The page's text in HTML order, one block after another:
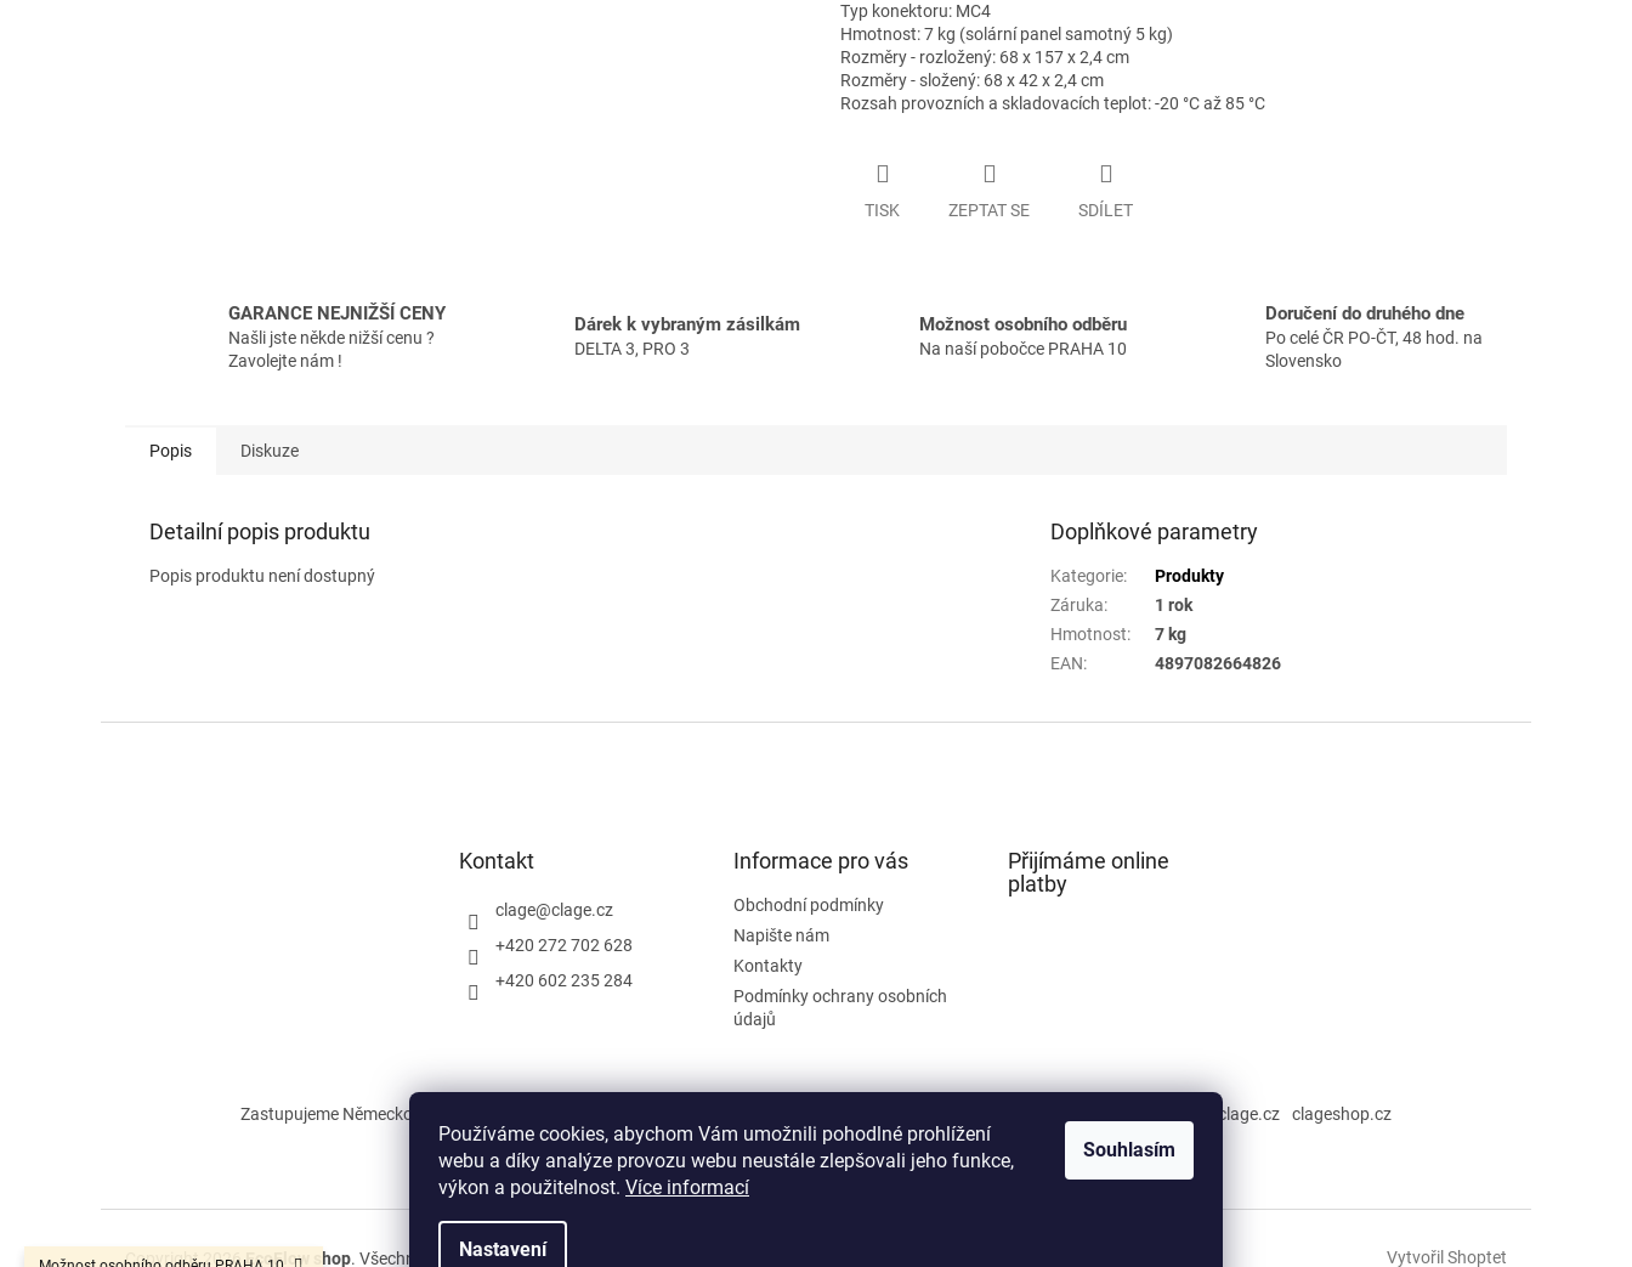
Používáme cookies, abychom Vám umožnili pohodlné prohlížení
webu a díky analýze provozu webu neustále zlepšovali jeho funkce,
výkon a použitelnost. Více informací
Nastavení
Souhlasím
Typ konektoru: MC4
Hmotnost: 7 kg (solární panel samotný 5 kg)
Rozměry - rozložený: 68 x 157 x 2,4 cm
Rozměry - složený: 68 x 42 x 2,4 cm
Rozsah provozních a skladovacích teplot: -20 °C až 85 °C
TISK ZEPTAT SE SDÍLET
GARANCE NEJNIŽŠÍ CENY
Našli jste někde nižší cenu ?
Zavolejte nám !
Dárek k vybraným zásilkám
DELTA 3, PRO 3
Možnost osobního odběru
Na naší pobočce PRAHA 10
Doručení do druhého dne
Po celé ČR PO-ČT, 48 hod. na
Slovensko
Popis Diskuze
Detailní popis produktu
Popis produktu není dostupný
Doplňkové parametry
Kategorie:
Produkty
Záruka:
1 rok
Hmotnost:
7 kg
EAN: 4897082664826
Kontakt
clage@clage.cz
+420 272 702 628
+420 602 235 284
Informace pro vás
Obchodní podmínky
Napište nám
Kontakty
Podmínky ochrany osobních
údajů
Přijímáme online
platby
Zastupujeme Německou firmu CLAGE, která se zabývá prodejem ohřívačů vody. clage.cz clageshop.cz
Vytvořil Shoptet
Copyright 2026EcoFlow shop. Všechna práva vyhrazena.